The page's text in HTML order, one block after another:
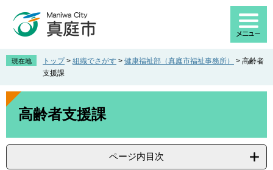
先
。
を
て
へ
現在地 トップ > 組織でさがす > 健康福祉部（真庭市福祉事務所） > 高齢者
支援課
本
高齢者支援課
ページ内目次